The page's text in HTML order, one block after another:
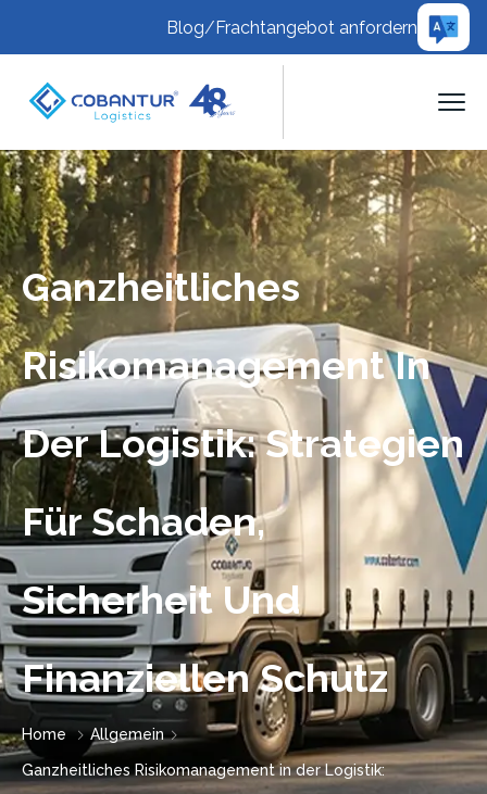
Blog/Frachtangebot anfordern
Ganzheitliches
Risikomanagement In
Der Logistik: Strategien
Für Schaden,
Sicherheit Und
Finanziellen Schutz
Home Allgemein
Ganzheitliches Risikomanagement in der Logistik: